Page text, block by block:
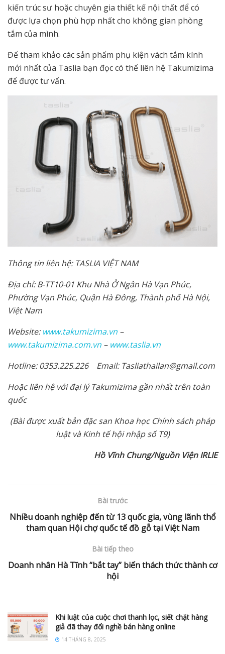
kiến trúc sư hoặc chuyên gia thiết kế nội thất để có
được lựa chọn phù hợp nhất cho không gian phòng
tắm của mình.
Để tham khảo các sản phẩm phụ kiện vách tắm kính
mới nhất của Taslia bạn đọc có thể liên hệ Takumizima
để được tư vấn.
Thông tin liên hệ: TASLIA VIỆT NAM
Địa chỉ: B-TT10-01 Khu Nhà Ở Ngân Hà Vạn Phúc,
Phường Vạn Phúc, Quận Hà Đông, Thành phố Hà Nội,
Việt Nam
Website: www.takumizima.vn –
www.takumizima.com.vn – www.taslia.vn
Hotline: 0353.225.226 Email: Tasliathailan@gmail.com
Hoặc liên hệ với đại lý Takumizima gần nhất trên toàn
quốc
(Bài được xuất bản đặc san Khoa học Chính sách pháp
luật và Kinh tế hội nhập số T9)
Hồ Vĩnh Chung/Nguồn Viện IRLIE
Bài trước
Nhiều doanh nghiệp đến từ 13 quốc gia, vùng lãnh thổ
tham quan Hội chợ quốc tế đồ gỗ tại Việt Nam
Bài tiếp theo
Doanh nhân Hà Tĩnh “bắt tay” biến thách thức thành cơ
hội
Khi luật của cuộc chơi thanh lọc, siết chặt hàng
giả đã thay đổi nghề bán hàng online
14 THÁNG 8, 2025